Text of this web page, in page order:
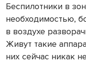
Беспилотники в
необходимостью,
в воздухе
Живут такие
них сейчас никак